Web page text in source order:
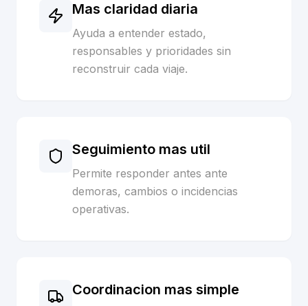
Mas claridad diaria
Ayuda a entender estado,
responsables y prioridades sin
reconstruir cada viaje.
Seguimiento mas util
Permite responder antes ante
demoras, cambios o incidencias
operativas.
Coordinacion mas simple